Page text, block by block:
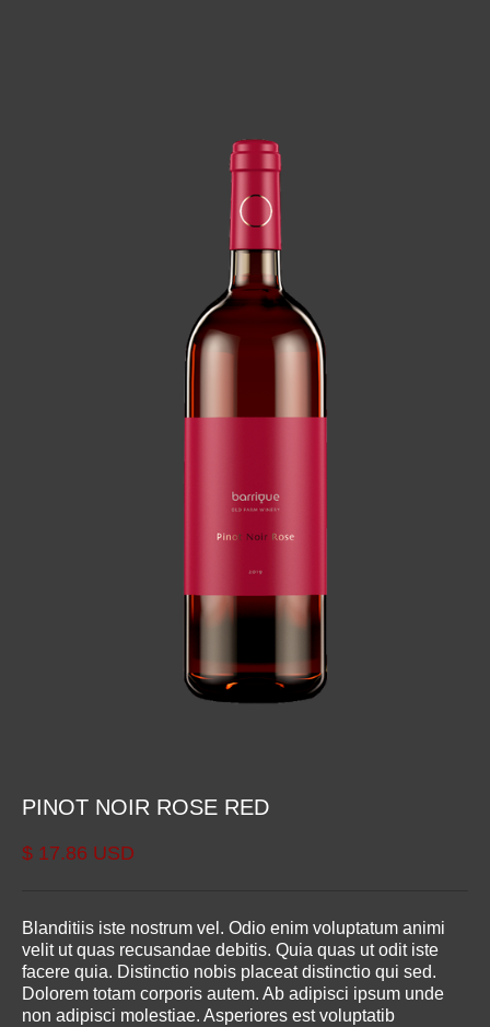
PINOT NOIR ROSE RED
$ 17.86 USD
Blanditiis iste nostrum vel. Odio enim voluptatum animi
velit ut quas recusandae debitis. Quia quas ut odit iste
facere quia. Distinctio nobis placeat distinctio qui sed.
Dolorem totam corporis autem. Ab adipisci ipsum unde
non adipisci molestiae. Asperiores est voluptatib